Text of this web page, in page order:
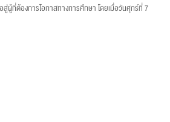
ผู้ที่ต้องการโอกาสทางการศึกษา โดยเมื่อวันศุกร์ที่ 7